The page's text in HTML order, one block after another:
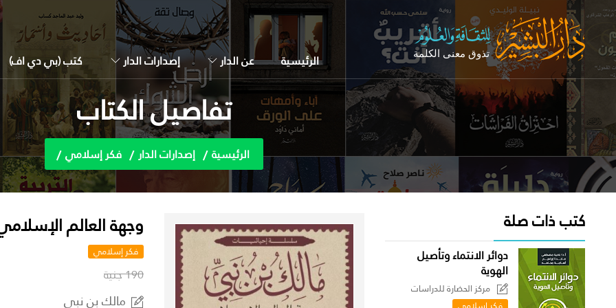
الرئيسية عن الدار إصدارات الدار كتب (بي دي اف)
تفاصيل الكتاب
الرئيسية إصدارات الدار فكر إسلامي
كتب ذات صلة
دوائر الانتماء وتأصيل
الهوية
مركز الحضارة للدراسات
السياسية
وجهة العالم
فكر إسلامي
190 جنية
مالك بن نبي